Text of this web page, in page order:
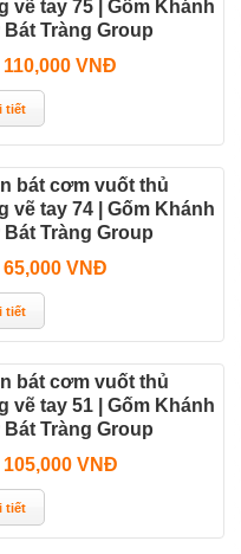
vẽ tay 75 | Gốm Khánh
Bát Tràng Group
110,000 VNĐ
bát cơm vuốt thủ
vẽ tay 74 | Gốm Khánh
Bát Tràng Group
65,000 VNĐ
bát cơm vuốt thủ
vẽ tay 51 | Gốm Khánh
Bát Tràng Group
105,000 VNĐ